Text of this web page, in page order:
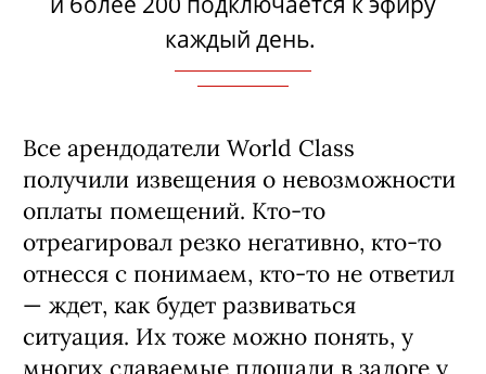
каждый день.
Все арендодатели World Class
получили извещения о невозможности
оплаты помещений. Кто-то
отреагировал резко негативно, кто-то
отнесся с понимаем, кто-то не ответил
— ждет, как будет развиваться
ситуация. Их тоже можно понять, у
многих сдаваемые площади в залоге у